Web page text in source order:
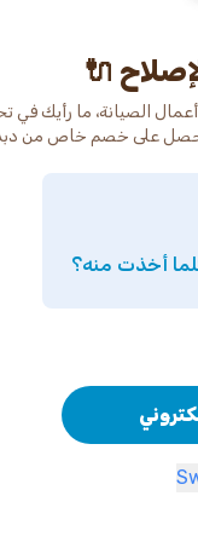
🔌
الصيانة، ما رأيك في
لتحصل على خصم خاص من
أخذت منه؟